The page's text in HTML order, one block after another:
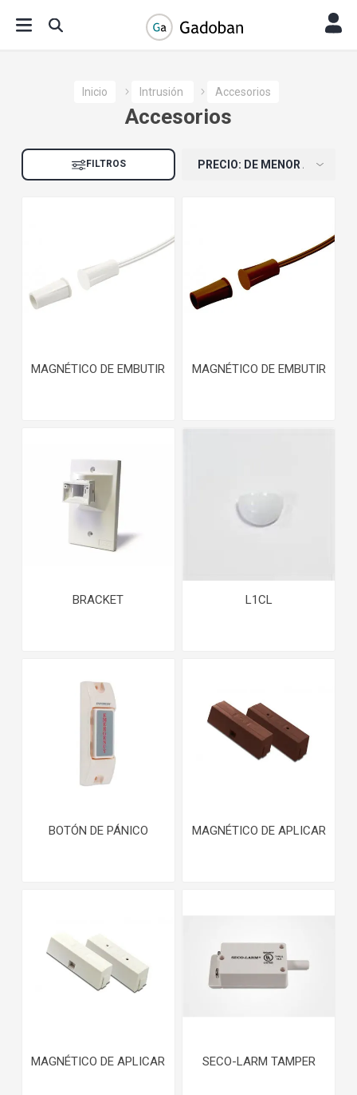
Inicio Intrusión Accesorios
Accesorios
FILTROS
MAGNÉTICO DE EMBUTIR MAGNÉTICO DE EMBUTIR
BRACKET L1CL
BOTÓN DE PÁNICO MAGNÉTICO DE APLICAR
MAGNÉTICO DE APLICAR SECO-LARM TAMPER